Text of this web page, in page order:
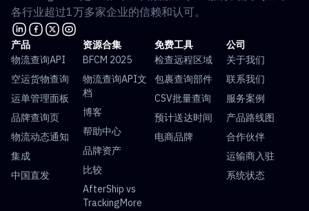
各行业超过1万多家企业的信赖和认可。
产品
物流查询API
空运货物查询
运单管理面板
品牌查询页
物流动态通知
集成
中国直发
资源合集
BFCM 2025
物流查询API文
档
博客
帮助中心
品牌资产
比较
AfterShip vs
TrackingMore
免费工具
检查远程区域
包裹查询部件
CSV批量查询
预计送达时间
电商品牌
公司
关于我们
联系我们
服务案例
产品路线图
合作伙伴
运输商入驻
系统状态